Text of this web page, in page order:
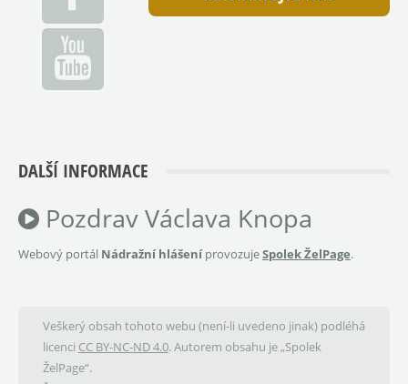
DALŠÍ INFORMACE
Pozdrav Václava Knopa
Webový portál Nádražní hlášeníprovozujeSpolek ŽelPage.
Veškerý obsah tohoto webu (není-li uvedeno jinak) podléhá
licenci CC BY-NC-ND 4.0. Autorem obsahu je „Spolek
ŽelPage“.